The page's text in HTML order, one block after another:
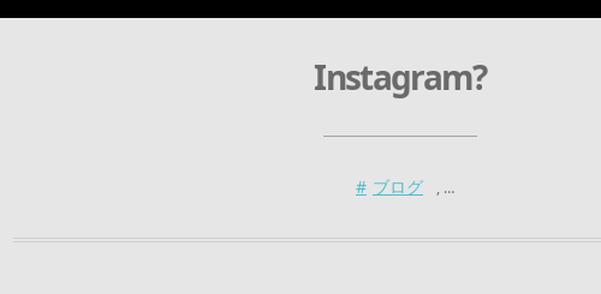
Instagram?
ブログ , …